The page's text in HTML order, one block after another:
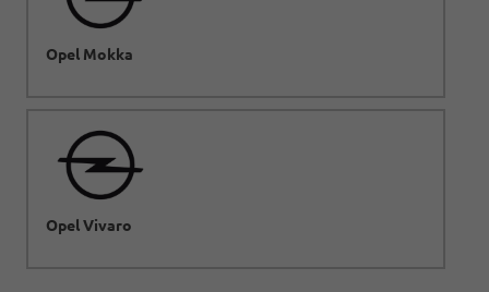
Opel Mokka
Opel Vivaro